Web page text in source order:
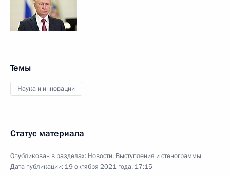
Темы
Наука и инновации
Статус материала
Опубликован в разделах: Новости, Выступления и стенограммы
Дата публикации: 19 октября 2021 года, 17:15